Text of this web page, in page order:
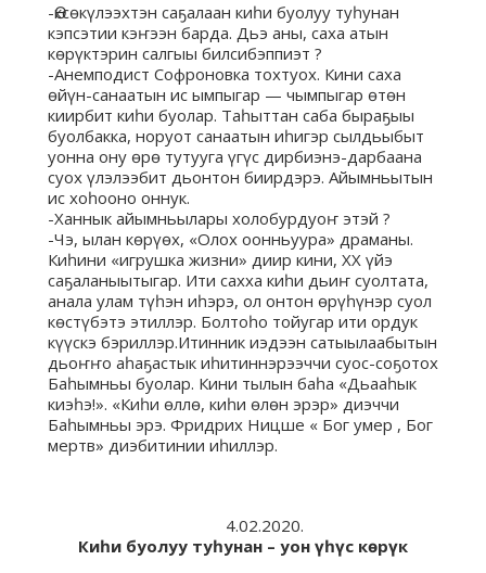
-Өксөкүлээхтэн саҕалаан киһи буолуу туһунан
кэпсэтии кэҥээн барда. Дьэ аны, саха атын
көрүктэрин салгыы билсибэппиэт ?
-Анемподист Софроновка тохтуох. Кини саха
өйүн-санаатын ис ымпыгар — чымпыгар өтөн
киирбит киһи буолар. Таһыттан саба быраҕыы
буолбакка, норуот санаатын иһигэр сылдьыбыт
уонна ону өрө тутууга үгүс дирбиэнэ-дарбаана
суох үлэлээбит дьонтон биирдэрэ. Айымньытын
ис хоһооно оннук.
-Ханнык айымньылары холобурдуоҥ этэй ?
-Чэ, ылан көрүөх, «Олох оонньуура» драманы.
Киһини «игрушка жизни» диир кини, ХХ үйэ
саҕаланыытыгар. Ити сахха киһи дьиҥ суолтата,
анала улам түһэн иһэрэ, ол онтон өрүһүнэр суол
көстүбэтэ этиллэр. Болтоһо тойугар ити ордук
күүскэ бэриллэр.Итинник иэдээн сатыылаабытын
дьоҥҥо аһаҕастык иһитиннэрээччи суос-соҕотох
Баһымньы буолар. Кини тылын баһа «Дьааһык
киэһэ!». «Киһи өллө, киһи өлөн эрэр» диэччи
Баһымньы эрэ. Фридрих Ницше « Бог умер , Бог
мертв» диэбитинии иһиллэр.
4.02.2020.
Киһи буолуу туһунан – уон үһүс көрүк